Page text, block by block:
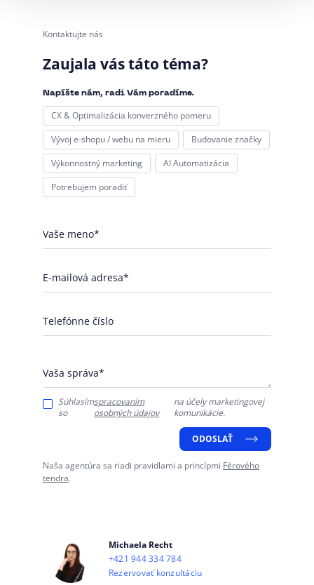
Kontaktujte nás
Michaela Recht
+421 944 334 784
Rezervovať konzultáciu
Zaujala vás táto téma?
Napíšte nám, radi Vám poradíme.
CX & Optimalizácia konverzného pomeru
Vývoj e-shopu / webu na mieru
Budovanie značky
Výkonnostný marketing
AI Automatizácia
Potrebujem poradiť
Vaše meno*
E-mailová adresa*
Telefónne číslo
Vaša správa*
Súhlasím
so
spracovaním
osobných údajov
na účely marketingovej
komunikácie.
ODOSLAŤ
Naša agentúra sa riadi pravidlami a princípmi Férového
tendra.